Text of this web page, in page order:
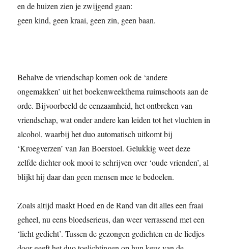
en de huizen zien je zwijgend gaan:
geen kind, geen kraai, geen zin, geen baan.
Behalve de vriendschap komen ook de ‘andere
ongemakken’ uit het boekenweekthema ruimschoots aan de
orde. Bijvoorbeeld de eenzaamheid, het ontbreken van
vriendschap, wat onder andere kan leiden tot het vluchten in
alcohol, waarbij het duo automatisch uitkomt bij
‘Kroegverzen’ van Jan Boerstoel. Gelukkig weet deze
zelfde dichter ook mooi te schrijven over ‘oude vrienden’, al
blijkt hij daar dan geen mensen mee te bedoelen.
Zoals altijd maakt Hoed en de Rand van dit alles een fraai
geheel, nu eens bloedserieus, dan weer verrassend met een
‘licht gedicht’. Tussen de gezongen gedichten en de liedjes